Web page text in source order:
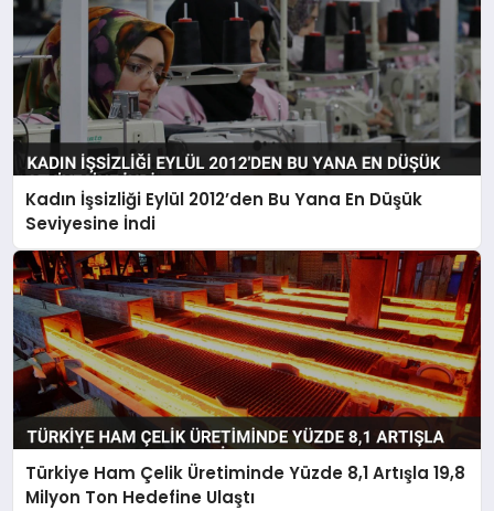
Kadın İşsizliği Eylül 2012’den Bu Yana En Düşük
Seviyesine İndi
Türkiye Ham Çelik Üretiminde Yüzde 8,1 Artışla 19,8
Milyon Ton Hedefine Ulaştı